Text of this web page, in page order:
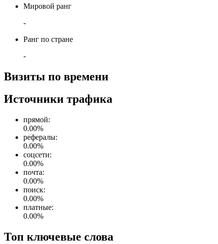
Мировой ранг
-
Ранг по стране
-
Визиты по времени
Источники трафика
прямой:
0.00%
рефералы:
0.00%
соцсети:
0.00%
почта:
0.00%
поиск:
0.00%
платные:
0.00%
Топ ключевые слова